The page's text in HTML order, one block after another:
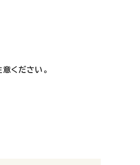
ください。